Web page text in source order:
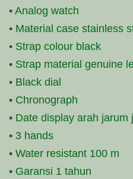
• Analog watch
• Material case stainless
• Strap colour black
• Strap material genuine
• Black dial
• Chronograph
• Date display arah jarum
• 3 hands
• Water resistant 100 m
• Garansi 1 tahun